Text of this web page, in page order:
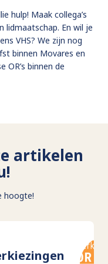
hulp! Maak collega’s
lidmaatschap. En wil je
VHS? We zijn nog
binnen Movares en
OR’s binnen de
artikelen
hoogte!